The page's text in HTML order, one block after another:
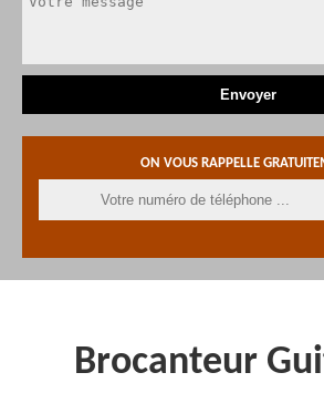
ON VOUS RAPPELLE
Brocanteur